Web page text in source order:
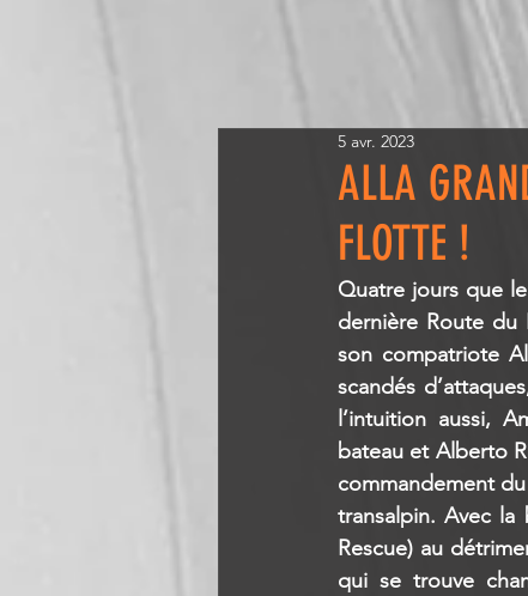
ALLA
FLOTTE !
5 avr. 2023
Quatre jours que
dernière Route du
son compatriote
scandés
l’intuition aussi,
bateau et Alberto
commandement
transalpin. Avec
Rescue) au
qui se trouve